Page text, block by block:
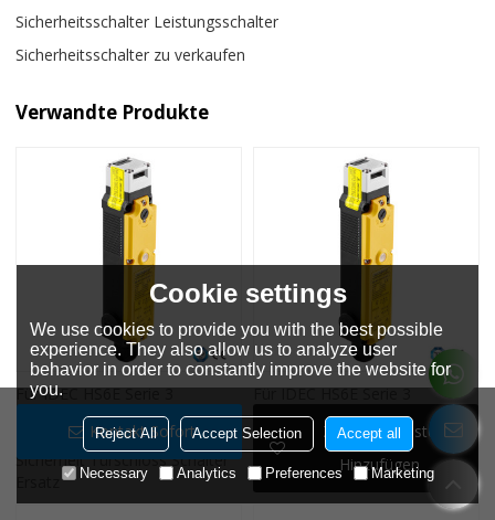
Kontakt Sofort
Zur Wunschliste
Hinzufügen
Sicherheitsschalter Leistungsschalter
Sicherheitsschalter zu verkaufen
Verwandte Produkte
Für IDEC HS6E Serie 3
Kontakte Mechanische Sperre
Magnetventil Freigabe
Sicherheit Türschloss Schalter
Für IDEC HS6E Serie 3
Kontakte Magnetschloss
Mechanische Entriegelung
Sicherheitstürschlossschalter
Ersatz
Cookie settings
We use cookies to provide you with the best possible
experience. They also allow us to analyze user
behavior in order to constantly improve the website for
you.
Reject All Accept Selection Accept all
Necessary Analytics Preferences Marketing